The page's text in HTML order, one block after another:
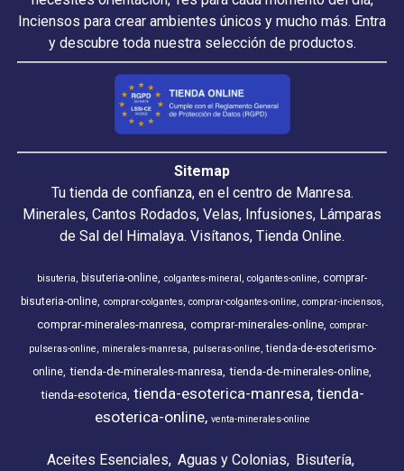
Inciensos para crear ambientes únicos y mucho más. Entra
y descubre toda nuestra selección de productos.
Sitemap
Tu tienda de confianza, en el centro de Manresa.
Minerales, Cantos Rodados, Velas, Infusiones, Lámparas
de Sal del Himalaya. Visítanos, Tienda Online.
bisuteria bisuteria-online colgantes-mineral colgantes-online
comprar-
bisuteria-online comprar-colgantes comprar-colgantes-online comprar-inciensos
comprar-minerales-manresa comprar-minerales-online comprar-
pulseras-online
minerales-manresa pulseras-online tienda-de-esoterismo-
online tienda-de-minerales-manresa tienda-de-minerales-online
tienda-esoterica tienda-esoterica-manresa tienda-
esoterica-online venta-minerales-online
Aceites Esenciales Aguas y Colonias
Bisutería